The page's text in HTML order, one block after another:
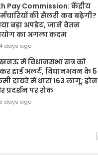
Pay Commission: केंद्रीय
की सैलरी कब बढ़ेगी?
बड़ा अपडेट, जानें वेतन
का अगला कदम
4 days ago
में विधानसभा सत्र को
हाई अलर्ट, विधानभवन के 5
दायरे में धारा 163 लागू; ड्रोन
प्रदर्शन पर रोक
5 days ago